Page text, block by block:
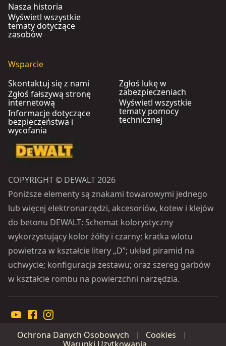
Nasza historia
Wyświetl wszystkie
tematy dotyczące
zasobów
Wsparcie
Skontaktuj się z nami
Zgłoś fałszywą stronę
internetową
Informacje dotyczące
bezpieczeństwa i
wycofania
Zgłoś lukę w
zabezpieczeniach
Wyświetl wszystkie
tematy pomocy
technicznej
COPYRIGHT © DEWALT 2026
Poniższe elementy są znakami towarowymi jednego
lub więcej elektronarzędzi, akcesoriów, kotew i klejów
do betonu DEWALT: Schemat kolorystyczny
wykorzystujący kolor żółty i czarny; kratka wlotu
powietrza w kształcie litery „D”; układ piramid na
uchwycie; konfiguracja zestawu; oraz szereg garbów
w kształcie rombu na powierzchni narzędzia.
Ochrona Danych Osobowych
Cookies